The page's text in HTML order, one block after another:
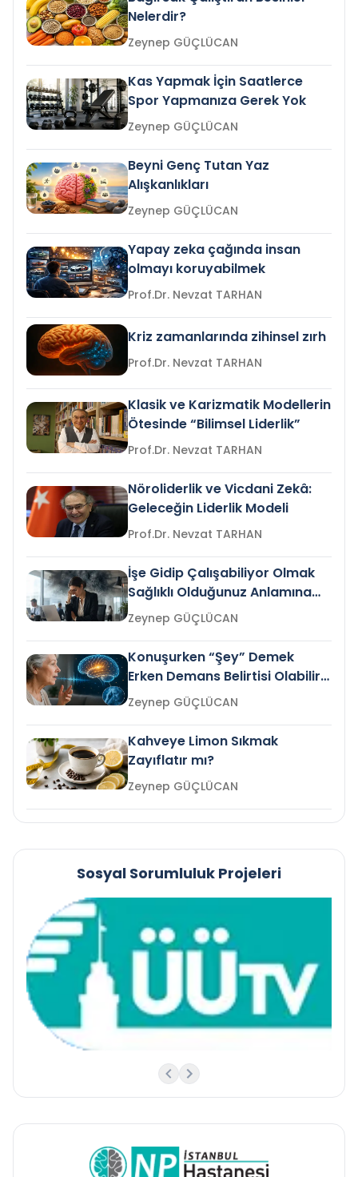
Nelerdir?
Zeynep GÜÇLÜCAN
Kas Yapmak İçin Saatlerce
Spor Yapmanıza Gerek Yok
Zeynep GÜÇLÜCAN
Beyni Genç Tutan Yaz
Alışkanlıkları
Zeynep GÜÇLÜCAN
Yapay zeka çağında insan
olmayı koruyabilmek
Prof.Dr. Nevzat TARHAN
Kriz zamanlarında zihinsel zırh
Prof.Dr. Nevzat TARHAN
Klasik ve Karizmatik Modellerin
Ötesinde “Bilimsel Liderlik”
Prof.Dr. Nevzat TARHAN
Nöroliderlik ve Vicdani Zekâ:
Geleceğin Liderlik Modeli
Prof.Dr. Nevzat TARHAN
İşe Gidip Çalışabiliyor Olmak
Sağlıklı Olduğunuz Anlamına
Gelir mi?Zeynep GÜÇLÜCAN
Konuşurken “Şey” Demek
Erken Demans Belirtisi Olabilir
mi?
Zeynep GÜÇLÜCAN
Kahveye Limon Sıkmak
Zayıflatır mı?
Zeynep GÜÇLÜCAN
Sosyal Sorumluluk Projeleri